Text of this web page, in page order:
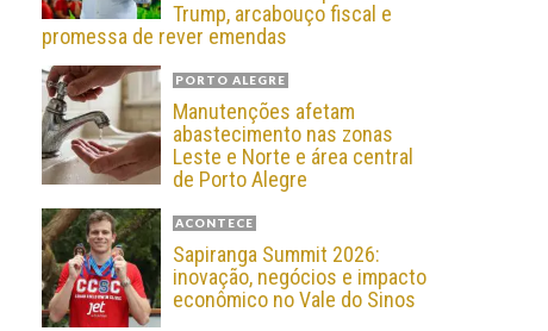
Trump, arcabouço fiscal e
promessa de rever emendas
PORTO ALEGRE
Manutenções afetam
abastecimento nas zonas
Leste e Norte e área central
de Porto Alegre
ACONTECE
Sapiranga Summit 2026:
inovação, negócios e impacto
econômico no Vale do Sinos